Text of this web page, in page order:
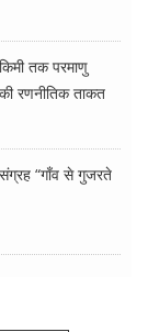
तक परमाणु
की रणनीतिक ताकत
“गाँव से गुजरते